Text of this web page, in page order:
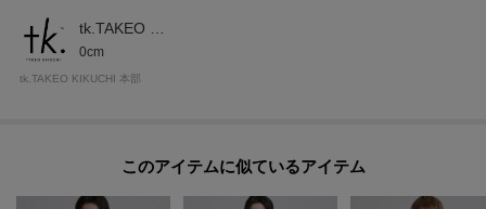
0cm
tk.TAKEO KIKUCHI 本部
このアイテムに似ているアイテム